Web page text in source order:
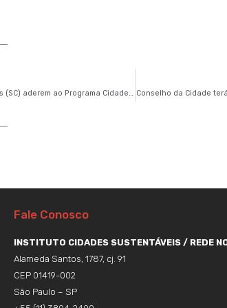
Prefeituras de Brusque e Bombinhas (SC) aderem ao Programa Cidades Sustentáveis
Fale Conosco
INSTITUTO CIDADES SUSTENTÁVEIS / REDE
Alameda Santos, 1787, cj. 91
CEP 01419-002
São Paulo – SP